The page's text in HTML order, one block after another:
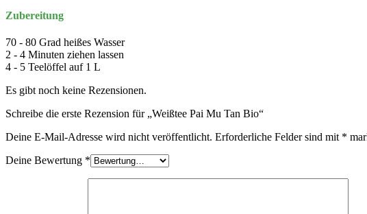
Zubereitung
70 - 80 Grad heißes Wasser
2 - 4 Minuten ziehen lassen
4 - 5 Teelöffel auf 1 L
Es gibt noch keine Rezensionen.
Schreibe die erste Rezension für „Weißtee Pai Mu Tan Bio“
Deine E-Mail-Adresse wird nicht veröffentlicht. Erforderliche Felder sind mit *
Deine Bewertung *